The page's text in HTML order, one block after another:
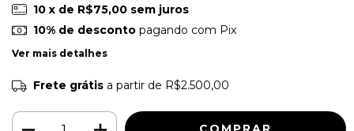
10 x de R$75,00 sem juros
10% de descontopagando com Pix
Ver mais detalhes
Frete grátis a partir de R$2.500,00